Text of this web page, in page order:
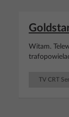
Witam.
TV CRT